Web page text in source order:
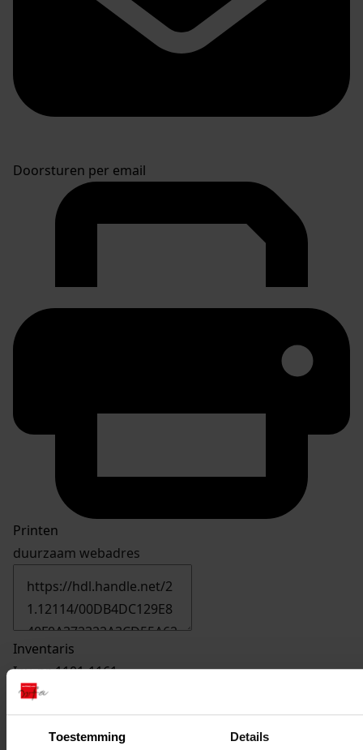
Toestemming Details
Doorsturen per email
Printen
duurzaam webadres
Inventaris
Inv. nr. 1101-1161
1110Uitbreiden bloembollenschuur, 09-05-1969
Datering: